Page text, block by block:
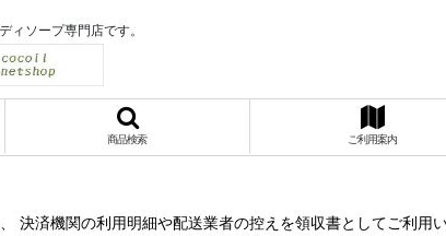
ィソープ専門店です。
商品検索 ご利用案内
決済機関の利用明細や配送業者の控えを領収書としてご利用